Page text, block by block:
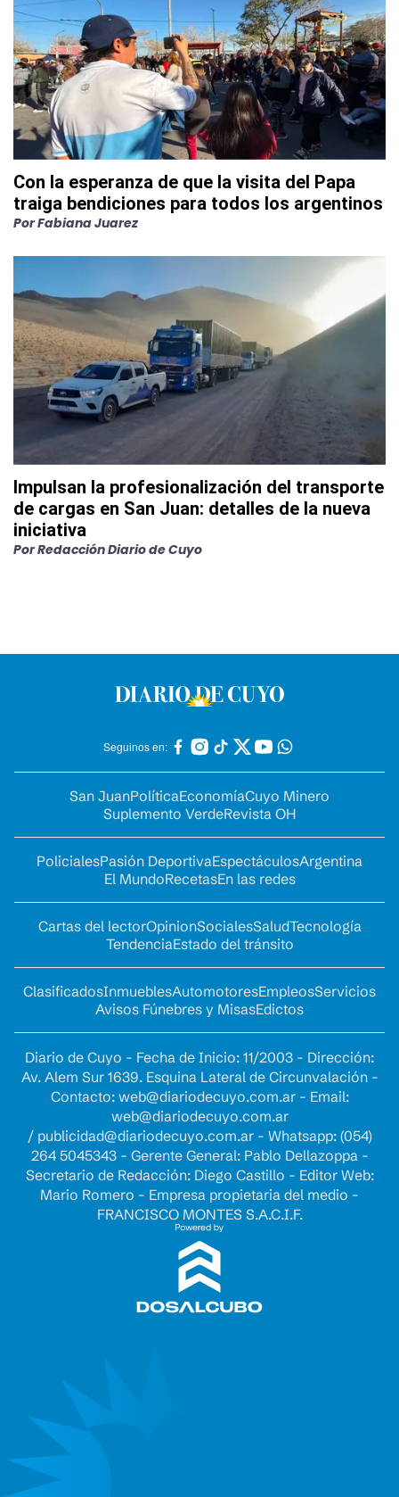
Con la esperanza de que la visita del Papa
traiga bendiciones para todos los argentinos
PorFabiana Juarez
Impulsan la profesionalización del transporte
de cargas en San Juan: detalles de la nueva
iniciativa
PorRedacción Diario de Cuyo
Seguinos en:
San JuanPolíticaEconomíaCuyo Minero
Suplemento VerdeRevista OH
PolicialesPasión DeportivaEspectáculosArgentina
El MundoRecetasEn las redes
Cartas del lectorOpinionSocialesSaludTecnología
TendenciaEstado del tránsito
ClasificadosInmueblesAutomotoresEmpleosServicios
Avisos Fúnebres y MisasEdictos
Diario de Cuyo - Fecha de Inicio: 11/2003 - Dirección:
Av. Alem Sur 1639. Esquina Lateral de Circunvalación -
Contacto: web@diariodecuyo.com.ar- Email:
web@diariodecuyo.com.ar
/ publicidad@diariodecuyo.com.ar- Whatsapp: (054)
264 5045343 - Gerente General: Pablo Dellazoppa -
Secretario de Redacción: Diego Castillo - Editor Web:
Mario Romero - Empresa propietaria del medio -
FRANCISCO MONTES S.A.C.I.F.